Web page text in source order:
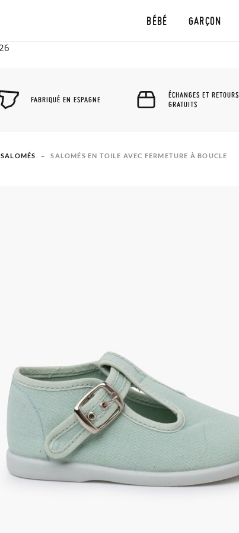
BÉBÉ GARÇON
FABRIQUÉ EN ESPAGNE
ÉCHANGES ET RETOURS
GRATUITS
SALOMÉS SALOMÉS EN TOILE AVEC FERMETURE À BOUCLE